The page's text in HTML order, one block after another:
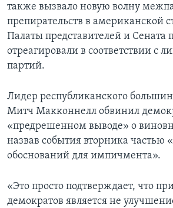
также вызвало новую волну
препирательств в американской
Палаты представителей и Сената
отреагировали в соответствии с
партий.
Лидер республиканского
Митч Макконнелл обвинил
«предрешенном выводе» о
назвав события вторника частью
обоснований для импичмента».
«Это просто подтверждает, что
демократов является не